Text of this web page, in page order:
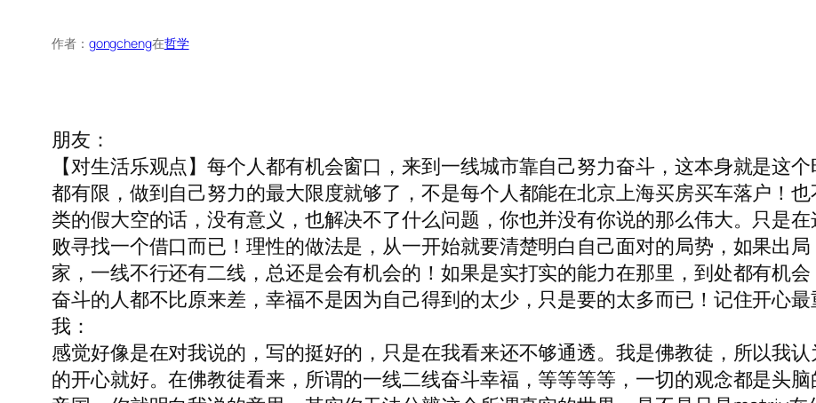
作者： gongcheng在哲学
朋友：
【对生活乐观点】每个人都有机会窗口，来到一线城市靠自己努力奋斗，这本身就是这
都有限，做到自己努力的最大限度就够了，不是每个人都能在北京上海买房买车落户！
类的假大空的话，没有意义，也解决不了什么问题，你也并没有你说的那么伟大。只是
败寻找一个借口而已！理性的做法是，从一开始就要清楚明白自己面对的局势，如果出
家，一线不行还有二线，总还是会有机会的！如果是实打实的能力在那里，到处都有机
奋斗的人都不比原来差，幸福不是因为自己得到的太少，只是要的太多而已！记住开心
我：
感觉好像是在对我说的，写的挺好的，只是在我看来还不够通透。我是佛教徒，所以我
的开心就好。在佛教徒看来，所谓的一线二线奋斗幸福，等等等等，一切的观念都是头